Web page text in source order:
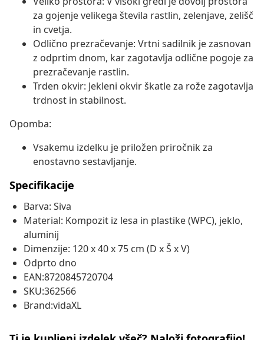
za gojenje velikega števila rastlin, zelenjave, zelišč
in cvetja.
Odlično prezračevanje: Vrtni sadilnik je zasnovan
z odprtim dnom, kar zagotavlja odlične pogoje za
prezračevanje rastlin.
Trden okvir: Jekleni okvir škatle za rože zagotavlja
trdnost in stabilnost.
Opomba:
Vsakemu izdelku je priložen priročnik za
enostavno sestavljanje.
Specifikacije
Barva: Siva
Material: Kompozit iz lesa in plastike (WPC), jeklo,
aluminij
Dimenzije: 120 x 40 x 75 cm (D x Š x V)
Odprto dno
EAN:8720845720704
SKU:362566
Brand:vidaXL